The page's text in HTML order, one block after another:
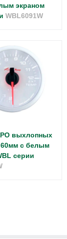
экраном
WBL6091W
выхлопных
60мм с белым
серии